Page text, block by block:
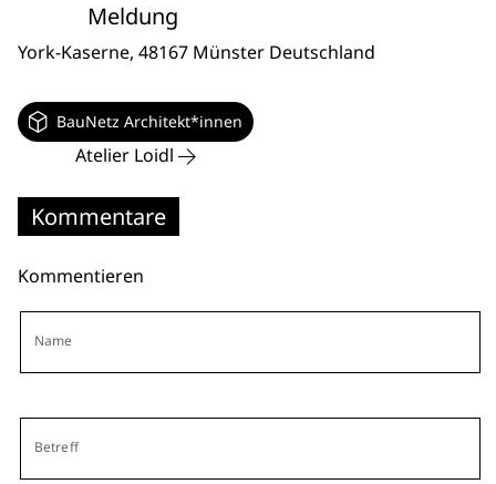
Meldung
York-Kaserne, 48167 Münster Deutschland
BauNetz Architekt*innen
Atelier Loidl
Kommentare
Kommentieren
Name
Betreff